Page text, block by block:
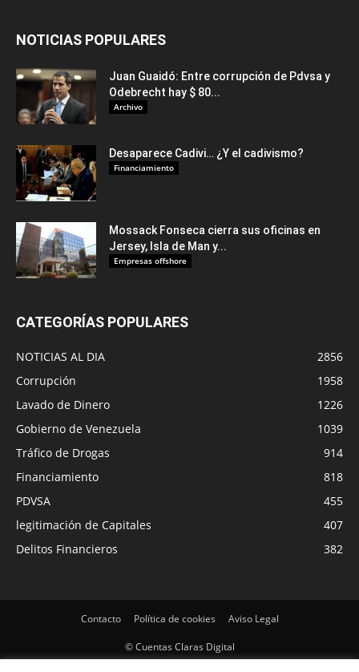
NOTICIAS POPULARES
Juan Guaidó: Entre corrupción de Pdvsa y
Odebrecht hay $ 80...
Archivo
Desaparece Cadivi… ¿Y el cadivismo?
Financiamiento
Mossack Fonseca cierra sus oficinas en
Jersey, Isla de Man y...
Empresas offshore
CATEGORÍAS POPULARES
NOTICIAS AL DIA
2856
Corrupción
1958
Lavado de Dinero
1226
Gobierno de Venezuela
1039
Tráfico de Drogas
914
Financiamiento
818
PDVSA
455
legitimación de Capitales
407
Delitos Financieros
382
Contacto Política de cookies Aviso Legal
© Cuentas Claras Digital